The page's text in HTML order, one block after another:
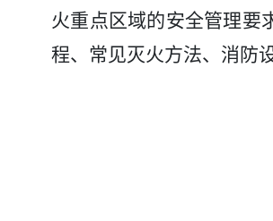
火重点区域的安全管理要
程、常见灭火方法、消防